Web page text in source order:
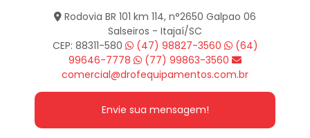
Rodovia BR 101 km 114, n°2650 Galpao 06
Salseiros - Itajaí/SC
CEP: 88311-580
(47) 98827-3560
(64)
99646-7778
(77) 99863-3560
comercial@drofequipamentos.com.br
Envie sua mensagem!